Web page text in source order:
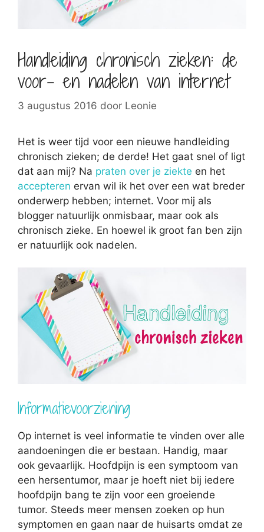
Handleiding chronisch zieken: de
voor- en nadelen van internet
3 augustus 2016 door Leonie
Het is weer tijd voor een nieuwe handleiding
chronisch zieken; de derde! Het gaat snel of ligt
dat aan mij? Na praten over je ziekte en het
accepteren ervan wil ik het over een wat breder
onderwerp hebben; internet. Voor mij als
blogger natuurlijk onmisbaar, maar ook als
chronisch zieke. En hoewel ik groot fan ben zijn
er natuurlijk ook nadelen.
Informatievoorziening
Op internet is veel informatie te vinden over alle
aandoeningen die er bestaan. Handig, maar
ook gevaarlijk. Hoofdpijn is een symptoom van
een hersentumor, maar je hoeft niet bij iedere
hoofdpijn bang te zijn voor een groeiende
tumor. Steeds meer mensen zoeken op hun
symptomen en gaan naar de huisarts omdat ze